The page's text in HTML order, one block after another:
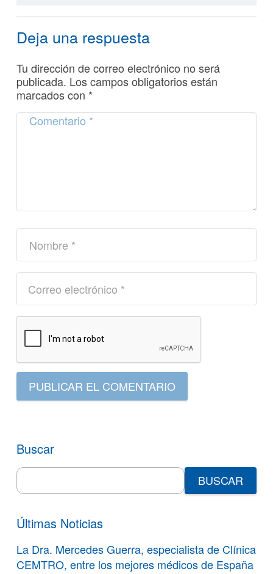
Deja una respuesta
Tu dirección de correo electrónico no será
publicada. Los campos obligatorios están
marcados con *
PUBLICAR EL COMENTARIO
Buscar
Search
for:
Últimas Noticias
La Dra. Mercedes Guerra, especialista de Clínica
CEMTRO, entre los mejores médicos de España